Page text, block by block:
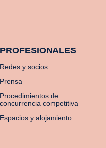
PROFESIONALES
Redes y socios
Prensa
Procedimientos de
concurrencia competitiva
Espacios y alojamiento